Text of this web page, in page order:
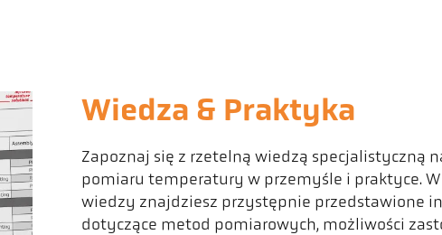
Wiedza & Praktyka
Zapoznaj się z rzetelną wiedzą specjalistyczną
pomiaru temperatury w przemyśle i praktyce. W
wiedzy znajdziesz przystępnie przedstawione
dotyczące metod pomiarowych, możliwości